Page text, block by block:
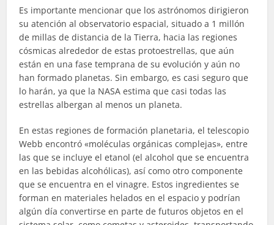
Es importante mencionar que los astrónomos dirigieron
su atención al observatorio espacial, situado a 1 millón
de millas de distancia de la Tierra, hacia las regiones
cósmicas alrededor de estas protoestrellas, que aún
están en una fase temprana de su evolución y aún no
han formado planetas. Sin embargo, es casi seguro que
lo harán, ya que la NASA estima que casi todas las
estrellas albergan al menos un planeta.
En estas regiones de formación planetaria, el telescopio
Webb encontró «moléculas orgánicas complejas», entre
las que se incluye el etanol (el alcohol que se encuentra
en las bebidas alcohólicas), así como otro componente
que se encuentra en el vinagre. Estos ingredientes se
forman en materiales helados en el espacio y podrían
algún día convertirse en parte de futuros objetos en el